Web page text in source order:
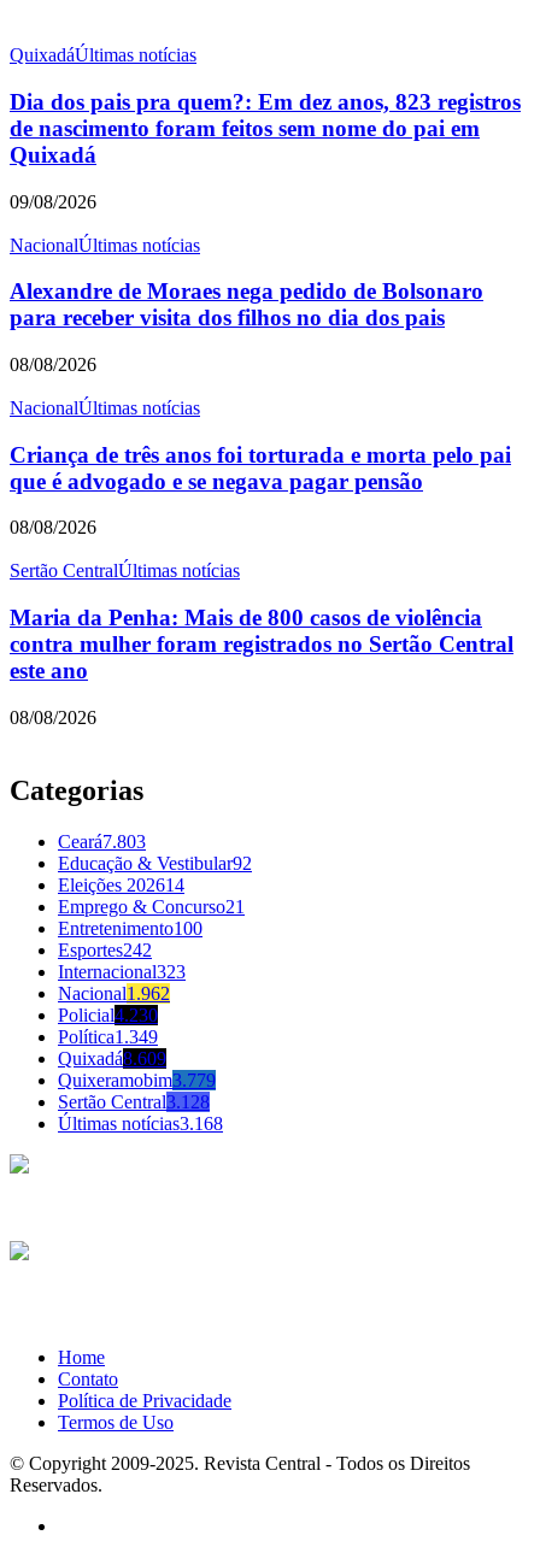
QuixadáÚltimas notícias
Dia dos pais pra quem?: Em dez anos, 823 registros
de nascimento foram feitos sem nome do pai em
Quixadá
09/08/2026
NacionalÚltimas notícias
Alexandre de Moraes nega pedido de Bolsonaro
para receber visita dos filhos no dia dos pais
08/08/2026
NacionalÚltimas notícias
Criança de três anos foi torturada e morta pelo pai
que é advogado e se negava pagar pensão
08/08/2026
Sertão CentralÚltimas notícias
Maria da Penha: Mais de 800 casos de violência
contra mulher foram registrados no Sertão Central
este ano
08/08/2026
Categorias
Ceará7.803
Educação & Vestibular92
Eleições 202614
Emprego & Concurso21
Entretenimento100
Esportes242
Internacional323
Nacional1.962
Policial4.230
Política1.349
Quixadá8.609
Quixeramobim3.779
Sertão Central3.128
Últimas notícias3.168
Home
Contato
Política de Privacidade
Termos de Uso
© Copyright 2009-2025. Revista Central - Todos os Direitos
Reservados.